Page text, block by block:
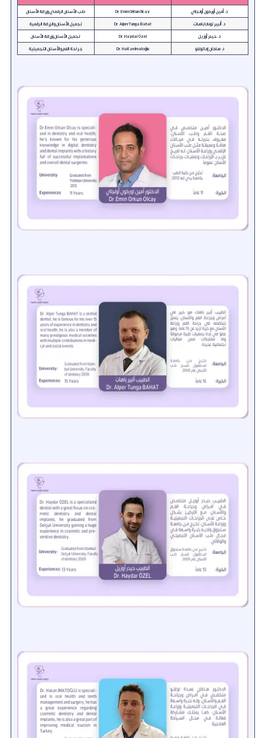
د. أمين أوركون أولجاي Dr. Emin Orkun Olcay
طب الأسنان الرقمي وزراعة الأسنان
د. ألبير تونغا باهات
Dr. Alper Tunga Bahat
تجميل الأسنان والزراعة الرقمية
د. حيدر أوزيل
Dr. Haydar Özel
تجميل الأسنان وزراعة الأسنان
د. هاكان إماتوغلو
Dr. Hakan İmatoğlu جراحة الفم والأسنان التجميلية